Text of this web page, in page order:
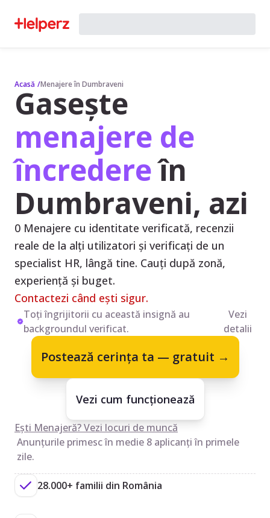
Acasă /Menajere în Dumbraveni
Gasește
menajere de
încredereîn
Dumbraveni, azi
0 Menajere cu identitate verificată, recenzii
reale de la alți utilizatori și verificați de un
specialist HR, lângă tine. Cauți după zonă,
experiență și buget.
Contactezi când ești sigur.
Toți îngrijitorii cu această insignă au
backgroundul verificat.
Vezi
detalii
Postează cerința ta — gratuit →
Vezi cum funcționează
Ești Menajeră? Vezi locuri de muncă
Anunțurile primesc în medie 8 aplicanți în primele
zile.
28.000+ familii din România